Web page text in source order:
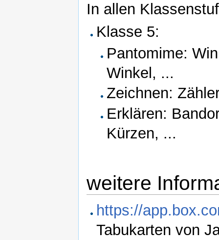
In allen
Klasse 5:
Pantomime:
Winkel, ...
Zeichnen:
Erklären:
Kürzen, ...
weitere
https://
Tabukarten von